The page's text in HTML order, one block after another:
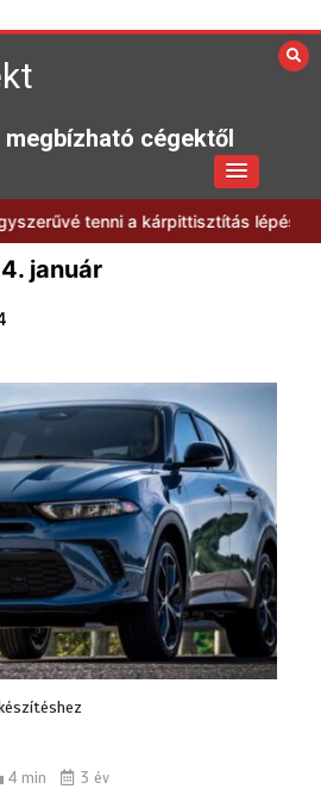
cégektől
tenni a kárpittisztítás lépéseit?
január
4 min
3 év
világában
lehet egyszerűvé tenni a
lépéseit?
7 min